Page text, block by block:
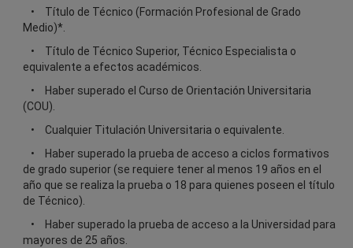
Título de Técnico (Formación Profesional de Grado
Medio)*.
Título de Técnico Superior, Técnico Especialista o
equivalente a efectos académicos.
Haber superado el Curso de Orientación Universitaria
(COU).
Cualquier Titulación Universitaria o equivalente.
Haber superado la prueba de acceso a ciclos formativos
de grado superior (se requiere tener al menos 19 años en el
año que se realiza la prueba o 18 para quienes poseen el título
de Técnico).
Haber superado la prueba de acceso a la Universidad para
mayores de 25 años.